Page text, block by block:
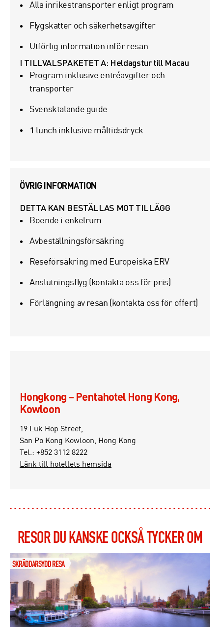
Alla inrikestransporter enligt program
Flygskatter och säkerhetsavgifter
Utförlig information inför resan
I TILLVALSPAKETET A: Heldagstur till Macau
Program inklusive entréavgifter och
transporter
Svensktalande guide
1 lunch inklusive måltidsdryck
ÖVRIG INFORMATION
DETTA KAN BESTÄLLAS MOT TILLÄGG
Boende i enkelrum
Avbeställningsförsäkring
Reseförsäkring med Europeiska ERV
Anslutningsflyg (kontakta oss för pris)
Förlängning av resan (kontakta oss för offert)
Hongkong – Pentahotel Hong Kong,
Kowloon
19 Luk Hop Street,
San Po Kong Kowloon, Hong Kong
Tel.: +852 3112 8222
Länk till hotellets hemsida
RESOR DU KANSKE OCKSÅ TYCKER OM
SKRÄDDARSYDD RESA